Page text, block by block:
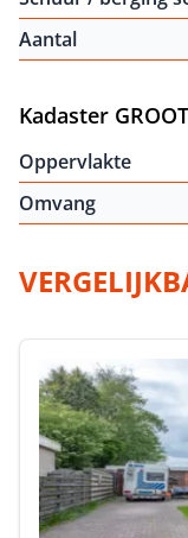
Aantal
Kadaster
Oppervlakte
Omvang